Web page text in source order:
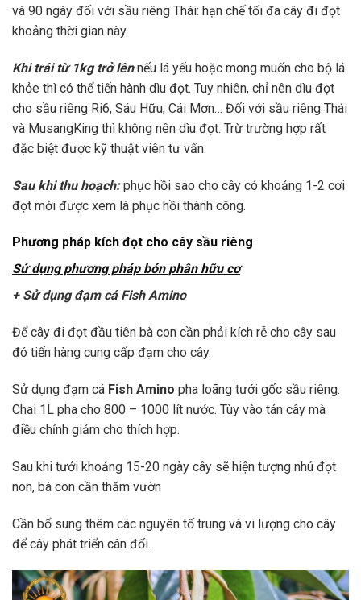
và 90 ngày đối với sầu riêng Thái: hạn chế tối đa cây đi đọt
khoảng thời gian này.
Khi trái từ 1kg trở lên nếu lá yếu hoặc mong muốn cho bộ lá
khỏe thì có thể tiến hành dìu đọt. Tuy nhiên, chỉ nên dìu đọt
cho sầu riêng Ri6, Sáu Hữu, Cái Mơn… Đối với sầu riêng Thái
và MusangKing thì không nên dìu đọt. Trừ trường hợp rất
đặc biệt được kỹ thuật viên tư vấn.
Sau khi thu hoạch:phục hồi sao cho cây có khoảng 1-2 cơi
đọt mới được xem là phục hồi thành công.
Phương pháp kích đọt cho cây sầu riêng
Sử dụng phương pháp bón phân hữu cơ
+ Sử dụng đạm cá Fish Amino
Để cây đi đọt đầu tiên bà con cần phải kích rễ cho cây sau
đó tiến hàng cung cấp đạm cho cây.
Sử dụng đạm cá Fish Amino pha loãng tưới gốc sầu riêng.
Chai 1L pha cho 800 – 1000 lít nước. Tùy vào tán cây mà
điều chỉnh giảm cho thích hợp.
Sau khi tưới khoảng 15-20 ngày cây sẽ hiện tượng nhú đọt
non, bà con cần thăm vườn
Cần bổ sung thêm các nguyên tố trung và vi lượng cho cây
để cây phát triển cân đối.